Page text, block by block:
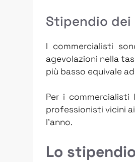
Stipendio
I commercialisti
agevolazioni nella
più basso equivale
Per i
professionisti vicini
l’anno.
Lo